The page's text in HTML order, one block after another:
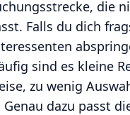
die
Falls du dich
sind es kleine
zu wenig
Genau dazu passt